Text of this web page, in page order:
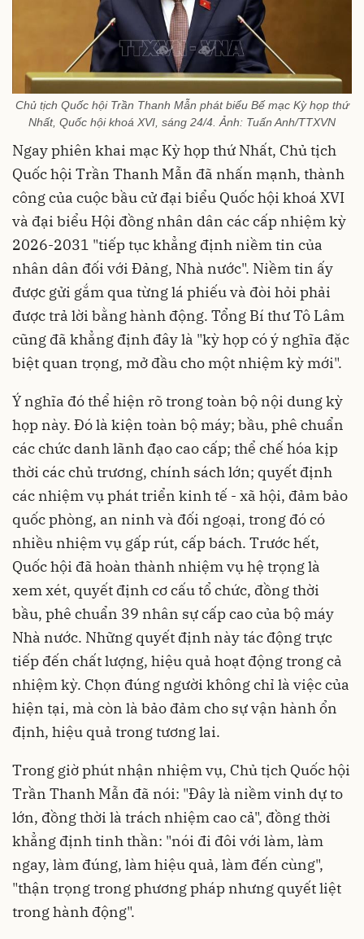
Chủ tịch Quốc hội Trần Thanh Mẫn phát biểu Bế mạc Kỳ họp thứ
Nhất, Quốc hội khoá XVI, sáng 24/4. Ảnh: Tuấn Anh/TTXVN
Ngay phiên khai mạc Kỳ họp thứ Nhất, Chủ tịch
Quốc hội Trần Thanh Mẫn đã nhấn mạnh, thành
công của cuộc bầu cử đại biểu Quốc hội khoá XVI
và đại biểu Hội đồng nhân dân các cấp nhiệm kỳ
2026-2031 "tiếp tục khẳng định niềm tin của
nhân dân đối với Đảng, Nhà nước". Niềm tin ấy
được gửi gắm qua từng lá phiếu và đòi hỏi phải
được trả lời bằng hành động. Tổng Bí thư Tô Lâm
cũng đã khẳng định đây là "kỳ họp có ý nghĩa đặc
biệt quan trọng, mở đầu cho một nhiệm kỳ mới".
Ý nghĩa đó thể hiện rõ trong toàn bộ nội dung kỳ
họp này. Đó là kiện toàn bộ máy; bầu, phê chuẩn
các chức danh lãnh đạo cao cấp; thể chế hóa kịp
thời các chủ trương, chính sách lớn; quyết định
các nhiệm vụ phát triển kinh tế - xã hội, đảm bảo
quốc phòng, an ninh và đối ngoại, trong đó có
nhiều nhiệm vụ gấp rút, cấp bách. Trước hết,
Quốc hội đã hoàn thành nhiệm vụ hệ trọng là
xem xét, quyết định cơ cấu tổ chức, đồng thời
bầu, phê chuẩn 39 nhân sự cấp cao của bộ máy
Nhà nước. Những quyết định này tác động trực
tiếp đến chất lượng, hiệu quả hoạt động trong cả
nhiệm kỳ. Chọn đúng người không chỉ là việc của
hiện tại, mà còn là bảo đảm cho sự vận hành ổn
định, hiệu quả trong tương lai.
Trong giờ phút nhận nhiệm vụ, Chủ tịch Quốc hội
Trần Thanh Mẫn đã nói: "Đây là niềm vinh dự to
lớn, đồng thời là trách nhiệm cao cả", đồng thời
khẳng định tinh thần: "nói đi đôi với làm, làm
ngay, làm đúng, làm hiệu quả, làm đến cùng",
"thận trọng trong phương pháp nhưng quyết liệt
trong hành động".